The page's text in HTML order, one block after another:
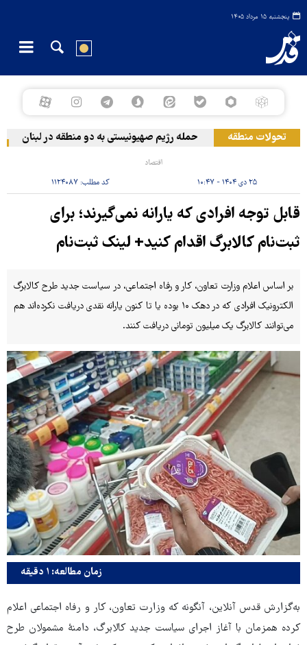
پنجشنبه ۱۵ مرداد ۱۴۰۵
تحولات منطقه حمله رژیم صهیونیستی به دو منطقه در لبنان
اقتصاد
۲۵ دی ۱۴۰۴ - ۱۰:۴۷ کد مطلب:۱۱۲۴۰۸۷
قابل توجه افرادی که یارانه نمی‌گیرند؛ برای
ثبت‌نام کالابرگ اقدام کنید+ لینک ثبت‌نام
بر اساس اعلام وزارت تعاون، کار و رفاه اجتماعی، در سیاست جدید طرح کالابرگ
الکترونیک افرادی که در دهک ۱۰ بوده یا تا کنون یارانه نقدی دریافت نکرده‌اند هم
می‌توانند کالابرگ یک میلیون تومانی دریافت کنند.
زمان مطالعه: ۱ دقیقه
به‌گزارش قدس آنلاین، آنگونه که وزارت تعاون، کار و رفاه اجتماعی اعلام
کرده همزمان با آغاز اجرای سیاست جدید کالابرگ، دامنۀ مشمولان طرح